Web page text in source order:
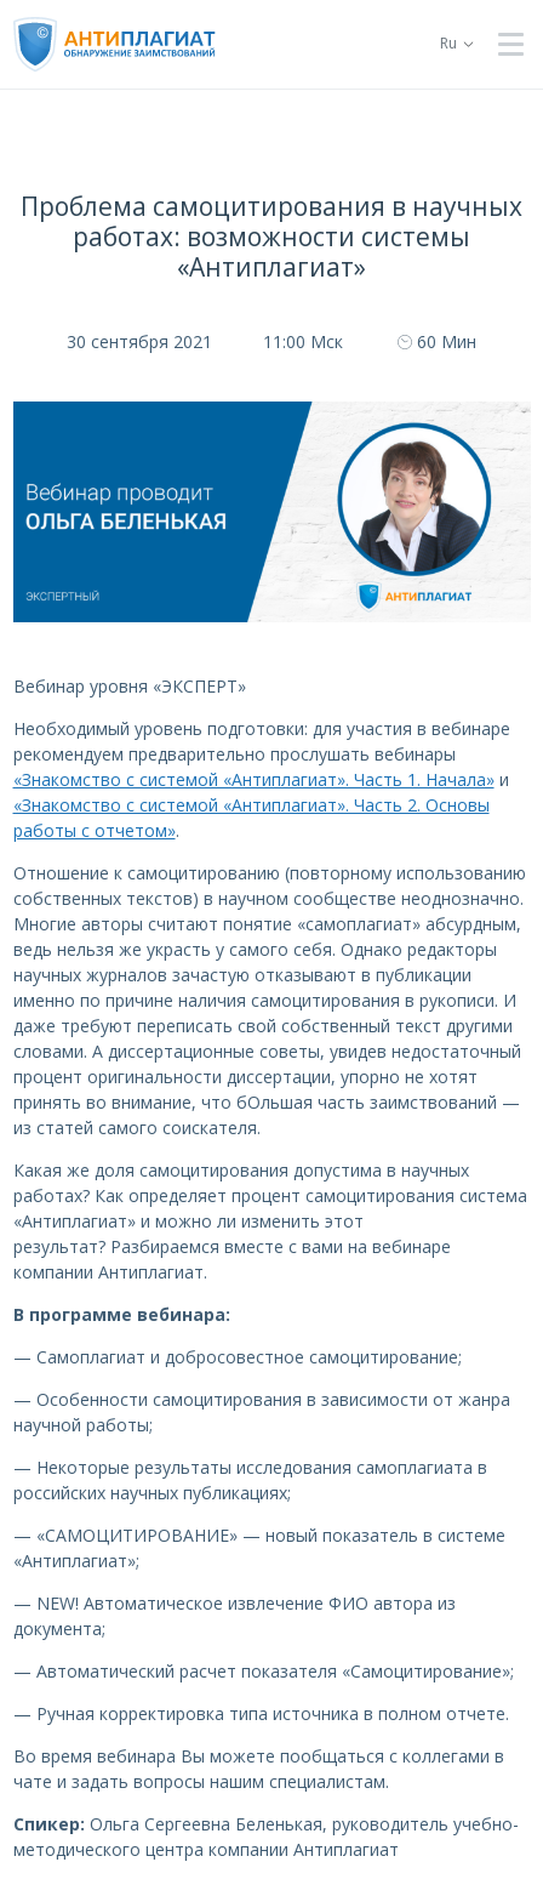
Ru
Проблема самоцитирования в научных
работах: возможности системы
«Антиплагиат»
30 сентября 2021 11:00 Мск 60 Мин
Вебинар уровня «ЭКСПЕРТ»
Необходимый уровень подготовки: для участия в вебинаре
рекомендуем предварительно прослушать вебинары
«Знакомство с системой «Антиплагиат». Часть 1. Начала»и
«Знакомство с системой «Антиплагиат». Часть 2. Основы
работы с отчетом».
Отношение к самоцитированию (повторному использованию
собственных текстов) в научном сообществе неоднозначно.
Многие авторы считают понятие «самоплагиат» абсурдным,
ведь нельзя же украсть у самого себя. Однако редакторы
научных журналов зачастую отказывают в публикации
именно по причине наличия самоцитирования в рукописи. И
даже требуют переписать свой собственный текст другими
словами. А диссертационные советы, увидев недостаточный
процент оригинальности диссертации, упорно не хотят
принять во внимание, что бОльшая часть заимствований —
из статей самого соискателя.
Какая же доля самоцитирования допустима в научных
работах? Как определяет процент самоцитирования система
«Антиплагиат» и можно ли изменить этот
результат? Разбираемся вместе с вами на вебинаре
компании Антиплагиат.
В программе вебинара:
— Самоплагиат и добросовестное самоцитирование;
— Особенности самоцитирования в зависимости от жанра
научной работы;
— Некоторые результаты исследования самоплагиата в
российских научных публикациях;
— «САМОЦИТИРОВАНИЕ» — новый показатель в системе
«Антиплагиат»;
— NEW! Автоматическое извлечение ФИО автора из
документа;
— Автоматический расчет показателя «Самоцитирование»;
— Ручная корректировка типа источника в полном отчете.
Во время вебинара Вы можете пообщаться с коллегами в
чате и задать вопросы нашим специалистам.
Спикер: Ольга Сергеевна Беленькая, руководитель учебно-
методического центра компании Антиплагиат